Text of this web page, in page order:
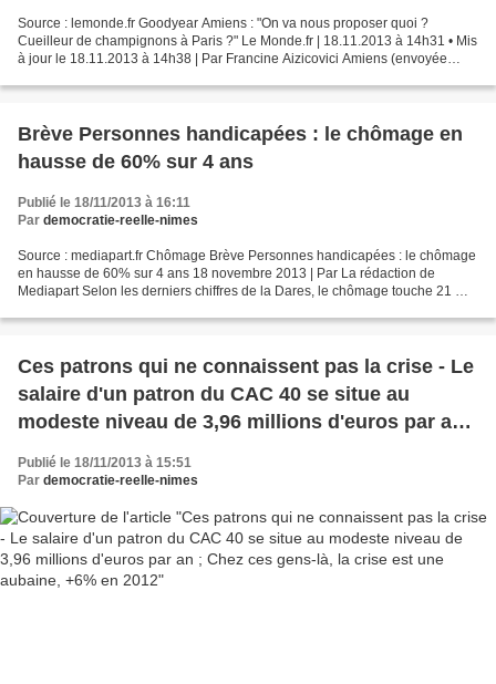
Source : lemonde.fr Goodyear Amiens : "On va nous proposer quoi ?
Cueilleur de champignons à Paris ?" Le Monde.fr | 18.11.2013 à 14h31 • Mis
à jour le 18.11.2013 à 14h38 | Par Francine Aizicovici Amiens (envoyée
Brève Personnes handicapées : le chômage en
hausse de 60% sur 4 ans
Publié le 18/11/2013 à 16:11
Par democratie-reelle-nimes
Source : mediapart.fr Chômage Brève Personnes handicapées : le chômage
en hausse de 60% sur 4 ans 18 novembre 2013 | Par La rédaction de
Mediapart Selon les derniers chiffres de la Dares, le chômage touche 21 %
Ces patrons qui ne connaissent pas la crise - Le
salaire d'un patron du CAC 40 se situe au
modeste niveau de 3,96 millions d'euros par an ;
en 2012
Publié le 18/11/2013 à 15:51
Par democratie-reelle-nimes